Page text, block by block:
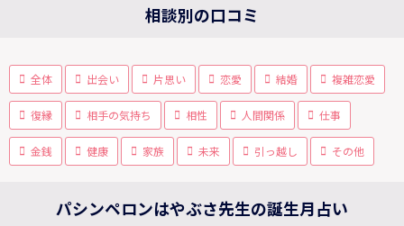
相談別の口コミ
全体 出会い 片思い 恋愛 結婚 複雑恋愛
復縁 相手の気持ち 相性 人間関係 仕事
金銭 健康 家族 未来 引っ越し その他
パシンペロンはやぶさ先生の誕生月占い